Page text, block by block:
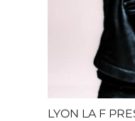
LYON LA F